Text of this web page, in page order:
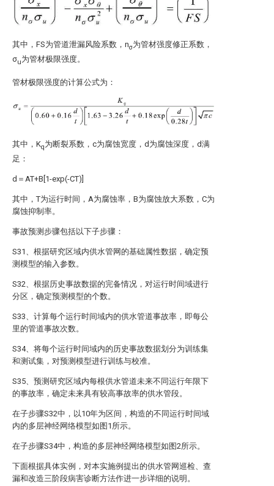
其中，FS为管道泄漏风险系数，nσ为管材强度修正系数，
σu为管材极限强度。
管材极限强度的计算公式为：
其中，Kq为断裂系数，c为腐蚀宽度，d为腐蚀深度，d满
足：
d＝AT+B[1-exp(-CT)]
其中，T为运行时间，A为腐蚀率，B为腐蚀放大系数，C为
腐蚀抑制率。
事故预测步骤包括以下子步骤：
S31、根据研究区域内供水管网的基础属性数据，确定预
测模型的输入参数。
S32、根据历史事故数据的完备情况，对运行时间域进行
分区，确定预测模型的个数。
S33、计算每个运行时间域内的供水管道事故率，即每公
里的管道事故次数。
S34、将每个运行时间域内的历史事故数据划分为训练集
和测试集，对预测模型进行训练与校准。
S35、预测研究区域内每根供水管道未来不同运行年限下
的事故率，确定未来具有较高事故率的供水管段。
在子步骤S32中，以10年为区间，构造的不同运行时间域
内的多层神经网络模型如图1所示。
在子步骤S34中，构造的多层神经网络模型如图2所示。
下面根据具体实例，对本实施例提出的供水管网巡检、查
漏和改造三阶段病害诊断方法作进一步详细的说明。